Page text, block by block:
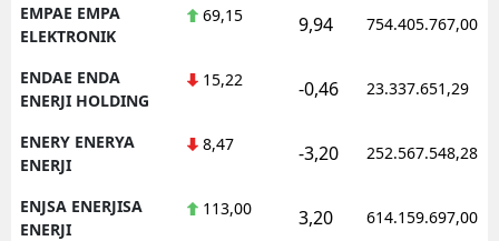
EMPAE EMPA
ELEKTRONIK
69,15 9,94 754.405.767,00
ENDAE ENDA
ENERJI HOLDING
15,22 -0,46 23.337.651,29
ENERY ENERYA
ENERJI
8,47 -3,20 252.567.548,28
ENJSA ENERJISA
ENERJI
113,00 3,20 614.159.697,00